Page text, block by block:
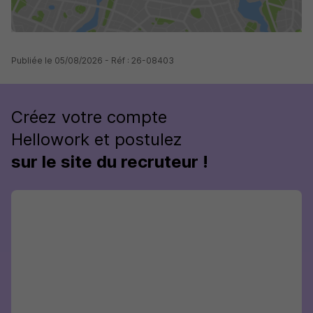
Publiée le 05/08/2026 - Réf : 26-08403
Créez votre compte
Hellowork et postulez
sur le site du recruteur !